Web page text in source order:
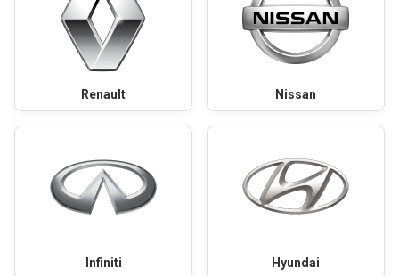
Renault Nissan
Infiniti Hyundai